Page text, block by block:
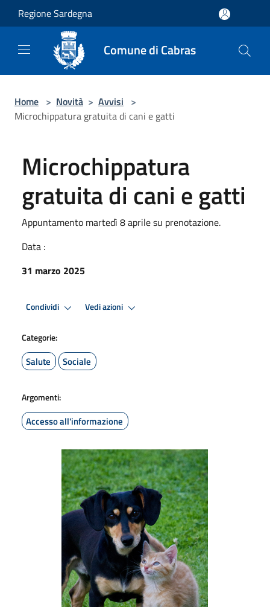
Salta al contenuto principale
Regione Sardegna
Comune di Cabras
Home > Novità > Avvisi >
Microchippatura gratuita di cani e gatti
Microchippatura
gratuita di cani e gatti
Appuntamento martedì 8 aprile su prenotazione.
Data :
31 marzo 2025
Condividi Vedi azioni
Categorie:
Salute Sociale
Argomenti:
Accesso all'informazione